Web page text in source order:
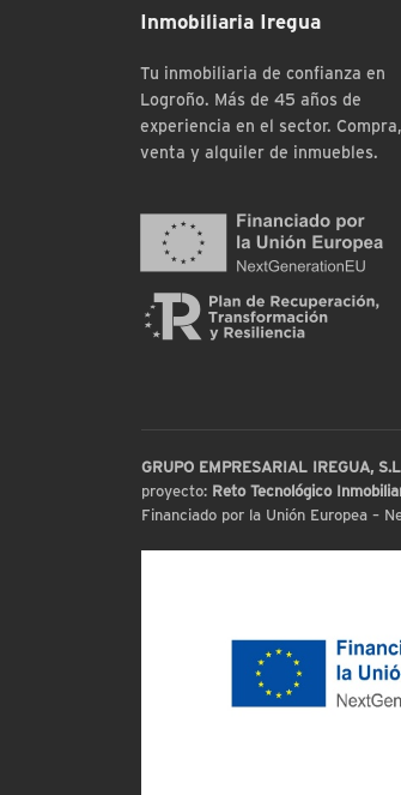
Inmobiliaria Iregua
Tu inmobiliaria de confianza en
Logroño. Más de 45 años de
experiencia en el sector. Compra,
venta y alquiler de inmuebles.
GRUPO EMPRESARIAL IREGUA,
proyecto: Reto Tecnológico
Financiado por la Unión Europea –